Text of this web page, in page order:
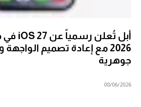
2026 مع إعادة تصميم
جوهرية
08/06/2026